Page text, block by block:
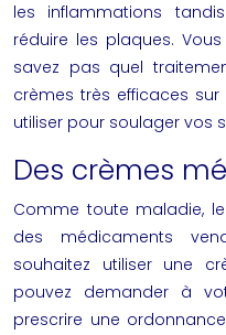
les inflammations
réduire les plaques.
savez pas quel
crèmes très efficaces
utiliser pour soulager vos
Des crèmes
Comme toute maladie,
des médicaments
souhaitez utiliser une
pouvez demander à
prescrire une